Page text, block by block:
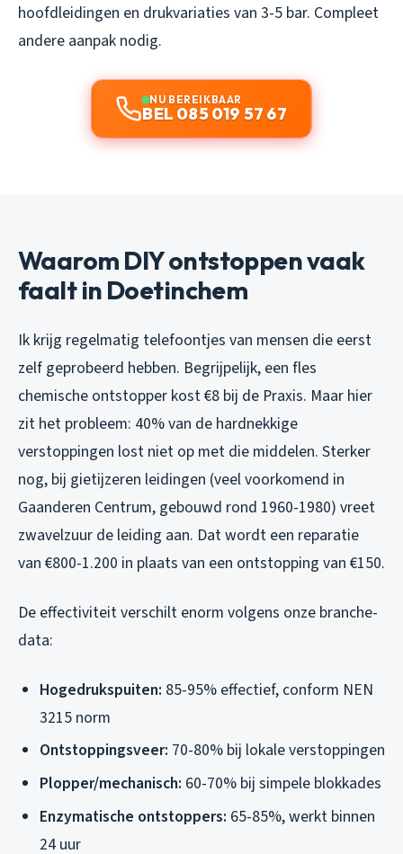
hoofdleidingen en drukvariaties van 3-5 bar. Compleet
andere aanpak nodig.
NU BEREIKBAAR
BEL 085 019 57 67
Waarom DIY ontstoppen vaak
faalt in Doetinchem
Ik krijg regelmatig telefoontjes van mensen die eerst
zelf geprobeerd hebben. Begrijpelijk, een fles
chemische ontstopper kost €8 bij de Praxis. Maar hier
zit het probleem: 40% van de hardnekkige
verstoppingen lost niet op met die middelen. Sterker
nog, bij gietijzeren leidingen (veel voorkomend in
Gaanderen Centrum, gebouwd rond 1960-1980) vreet
zwavelzuur de leiding aan. Dat wordt een reparatie
van €800-1.200 in plaats van een ontstopping van €150.
De effectiviteit verschilt enorm volgens onze branche-
data:
Hogedrukspuiten: 85-95% effectief, conform NEN
3215 norm
Ontstoppingsveer: 70-80% bij lokale verstoppingen
Plopper/mechanisch: 60-70% bij simpele blokkades
Enzymatische ontstoppers: 65-85%, werkt binnen
24 uur